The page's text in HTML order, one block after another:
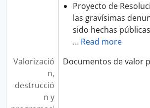
Proyecto de
las gravísimas
sido hechas
… Read more
Valorizació
n,
destrucció
n y
Documentos de valor